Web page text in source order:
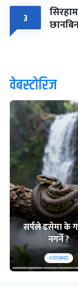
३
वेबस्टोरिज
सर्पले डसेमा के
नगर्ने ?
6STORIES